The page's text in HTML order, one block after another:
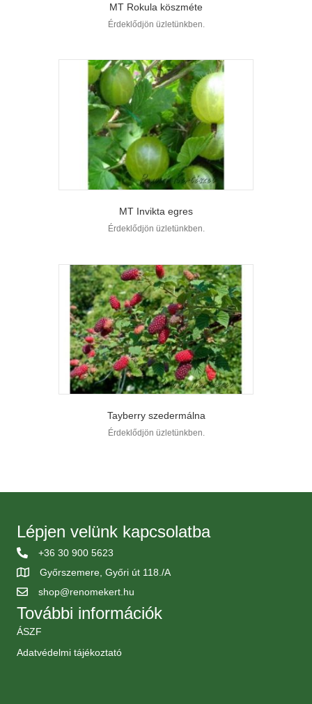
MT Rokula köszméte
Érdeklődjön üzletünkben.
MT Invikta egres
Érdeklődjön üzletünkben.
Tayberry szedermálna
Érdeklődjön üzletünkben.
Lépjen velünk kapcsolatba
+36 30 900 5623
Győrszemere, Győri út 118./A
shop@renomekert.hu
További információk
ÁSZF
Adatvédelmi tájékoztató